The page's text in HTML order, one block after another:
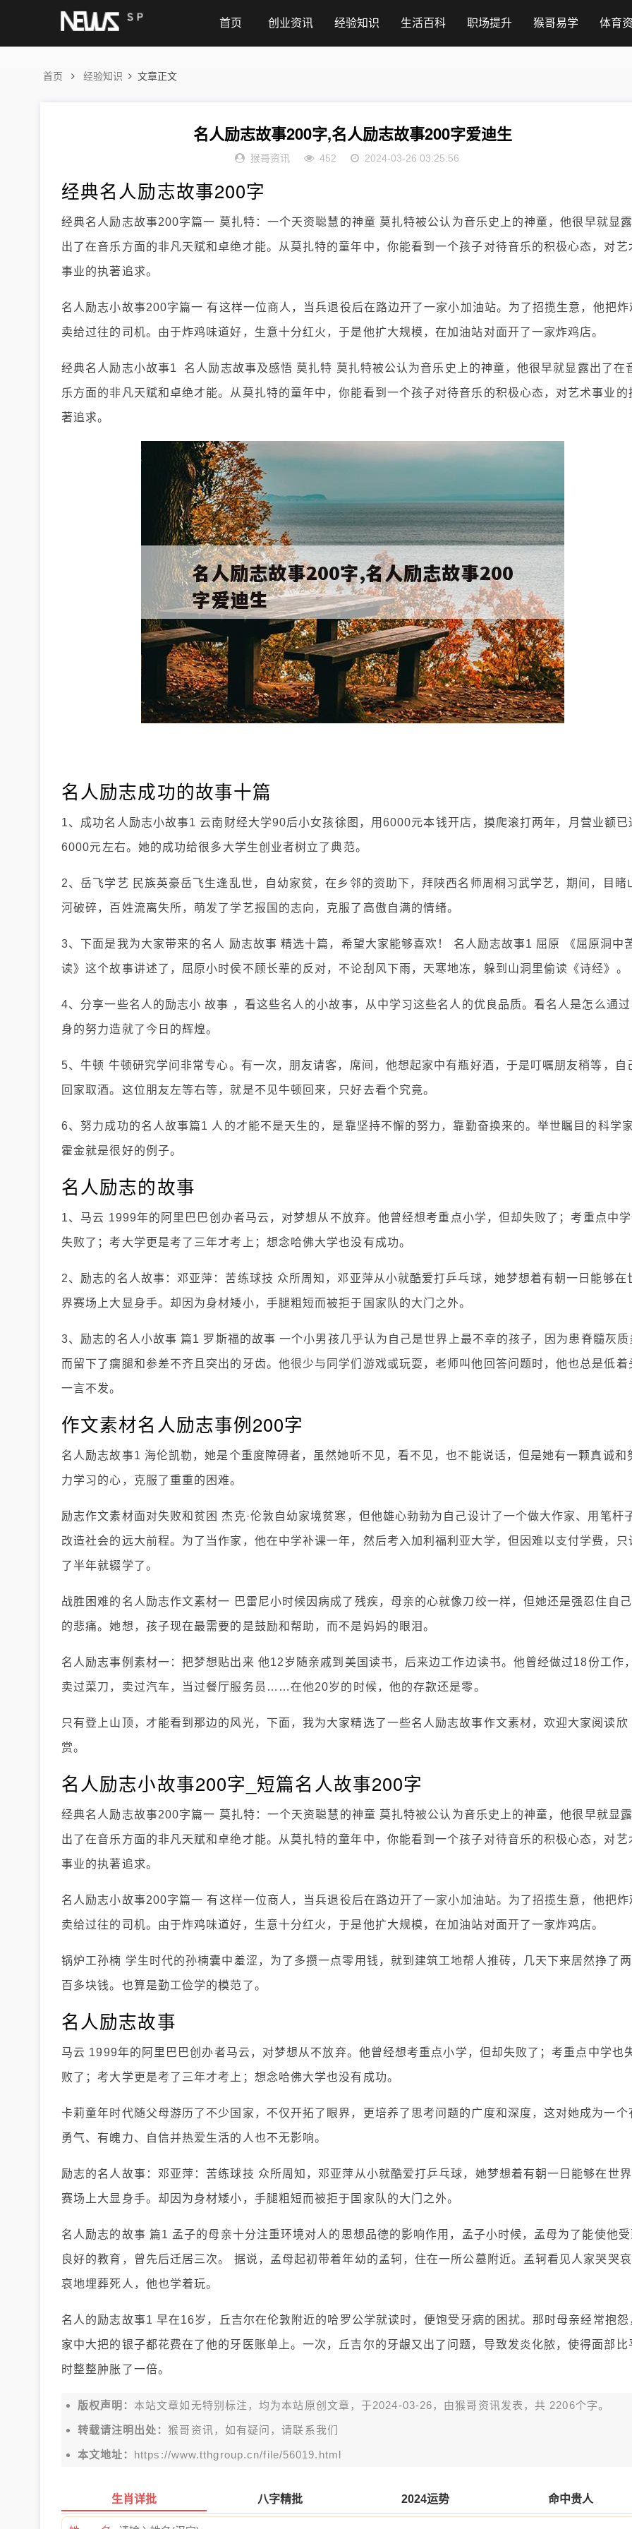
首页 创业资讯 经验知识 生活百科 职场提升 猴哥易学 体育
首页 经验知识 文章正文
名人励志故事200字,名人励志故事200字爱迪生
猴哥资讯 452 2024-03-26 03:25:56
经典名人励志故事200字
经典名人励志故事200字篇一 莫扎特：一个天资聪慧的神童 莫扎特被公认为音乐史上的神童，他很早就显露
出了在音乐方面的非凡天赋和卓绝才能。从莫扎特的童年中，你能看到一个孩子对待音乐的积极心态，对艺
事业的执著追求。
名人励志小故事200字篇一 有这样一位商人，当兵退役后在路边开了一家小加油站。为了招揽生意，他把炸
卖给过往的司机。由于炸鸡味道好，生意十分红火，于是他扩大规模，在加油站对面开了一家炸鸡店。
经典名人励志小故事1 名人励志故事及感悟 莫扎特 莫扎特被公认为音乐史上的神童，他很早就显露出了在
乐方面的非凡天赋和卓绝才能。从莫扎特的童年中，你能看到一个孩子对待音乐的积极心态，对艺术事业的
著追求。
名人励志成功的故事十篇
1、成功名人励志小故事1 云南财经大学90后小女孩徐图，用6000元本钱开店，摸爬滚打两年，月营业额已
6000元左右。她的成功给很多大学生创业者树立了典范。
2、岳飞学艺 民族英豪岳飞生逢乱世，自幼家贫，在乡邻的资助下，拜陕西名师周桐习武学艺，期间，目睹
河破碎，百姓流离失所，萌发了学艺报国的志向，克服了高傲自满的情绪。
3、下面是我为大家带来的名人 励志故事 精选十篇，希望大家能够喜欢！ 名人励志故事1 屈原 《屈原洞中
读》这个故事讲述了，屈原小时侯不顾长辈的反对，不论刮风下雨，天寒地冻，躲到山洞里偷读《诗经》。
4、分享一些名人的励志小 故事 ，看这些名人的小故事，从中学习这些名人的优良品质。看名人是怎么通过
身的努力造就了今日的辉煌。
5、牛顿 牛顿研究学问非常专心。有一次，朋友请客，席间，他想起家中有瓶好酒，于是叮嘱朋友稍等，自
回家取酒。这位朋友左等右等，就是不见牛顿回来，只好去看个究竟。
6、努力成功的名人故事篇1 人的才能不是天生的，是靠坚持不懈的努力，靠勤奋换来的。举世瞩目的科学家
霍金就是很好的例子。
名人励志的故事
1、马云 1999年的阿里巴巴创办者马云，对梦想从不放弃。他曾经想考重点小学，但却失败了；考重点中学
失败了；考大学更是考了三年才考上；想念哈佛大学也没有成功。
2、励志的名人故事：邓亚萍：苦练球技 众所周知，邓亚萍从小就酷爱打乒乓球，她梦想着有朝一日能够在
界赛场上大显身手。却因为身材矮小，手腿粗短而被拒于国家队的大门之外。
3、励志的名人小故事 篇1 罗斯福的故事 一个小男孩几乎认为自己是世界上最不幸的孩子，因为患脊髓灰质
而留下了瘸腿和参差不齐且突出的牙齿。他很少与同学们游戏或玩耍，老师叫他回答问题时，他也总是低着
一言不发。
作文素材名人励志事例200字
名人励志故事1 海伦凯勒，她是个重度障碍者，虽然她听不见，看不见，也不能说话，但是她有一颗真诚和
力学习的心，克服了重重的困难。
励志作文素材面对失败和贫困 杰克·伦敦自幼家境贫寒，但他雄心勃勃为自己设计了一个做大作家、用笔杆
改造社会的远大前程。为了当作家，他在中学补课一年，然后考入加利福利亚大学，但因难以支付学费，只
了半年就辍学了。
战胜困难的名人励志作文素材一 巴雷尼小时候因病成了残疾，母亲的心就像刀绞一样，但她还是强忍住自己
的悲痛。她想，孩子现在最需要的是鼓励和帮助，而不是妈妈的眼泪。
名人励志事例素材一：把梦想贴出来 他12岁随亲戚到美国读书，后来边工作边读书。他曾经做过18份工作，
卖过菜刀，卖过汽车，当过餐厅服务员……在他20岁的时候，他的存款还是零。
只有登上山顶，才能看到那边的风光，下面，我为大家精选了一些名人励志故事作文素材，欢迎大家阅读欣
赏。
名人励志小故事200字_短篇名人故事200字
经典名人励志故事200字篇一 莫扎特：一个天资聪慧的神童 莫扎特被公认为音乐史上的神童，他很早就显露
出了在音乐方面的非凡天赋和卓绝才能。从莫扎特的童年中，你能看到一个孩子对待音乐的积极心态，对艺
事业的执著追求。
名人励志小故事200字篇一 有这样一位商人，当兵退役后在路边开了一家小加油站。为了招揽生意，他把炸
卖给过往的司机。由于炸鸡味道好，生意十分红火，于是他扩大规模，在加油站对面开了一家炸鸡店。
锅炉工孙楠 学生时代的孙楠囊中羞涩，为了多攒一点零用钱，就到建筑工地帮人推砖，几天下来居然挣了两
百多块钱。也算是勤工俭学的模范了。
名人励志故事
马云 1999年的阿里巴巴创办者马云，对梦想从不放弃。他曾经想考重点小学，但却失败了；考重点中学也
败了；考大学更是考了三年才考上；想念哈佛大学也没有成功。
卡莉童年时代随父母游历了不少国家，不仅开拓了眼界，更培养了思考问题的广度和深度，这对她成为一个
勇气、有魄力、自信并热爱生活的人也不无影响。
励志的名人故事：邓亚萍：苦练球技 众所周知，邓亚萍从小就酷爱打乒乓球，她梦想着有朝一日能够在世界
赛场上大显身手。却因为身材矮小，手腿粗短而被拒于国家队的大门之外。
名人励志的故事 篇1 孟子的母亲十分注重环境对人的思想品德的影响作用，孟子小时候，孟母为了能使他受
良好的教育，曾先后迁居三次。 据说，孟母起初带着年幼的孟轲，住在一所公墓附近。孟轲看见人家哭哭哀
哀地埋葬死人，他也学着玩。
名人的励志故事1 早在16岁，丘吉尔在伦敦附近的哈罗公学就读时，便饱受牙病的困扰。那时母亲经常抱怨
家中大把的银子都花费在了他的牙医账单上。一次，丘吉尔的牙龈又出了问题，导致发炎化脓，使得面部比
时整整肿胀了一倍。
版权声明： 本站文章如无特别标注，均为本站原创文章，于2024-03-26，由猴哥资讯 发表，共 2206个字。
转载请注明出处：猴哥资讯，如有疑问，请联系我们
本文地址： https://www.tthgroup.cn/file/56019.html
生肖详批 八字精批 2024运势 命中贵人